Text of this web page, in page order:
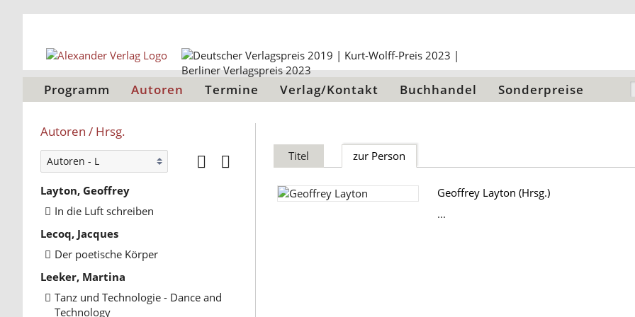
Programm Autoren Termine Verlag/Kontakt Buchhandel Sonderpreise
Titel zur Person
Geoffrey Layton (Hrsg.)
...
Autoren / Hrsg.
Layton, Geoffrey
In die Luft schreiben
Lecoq, Jacques
Der poetische Körper
Leeker, Martina
Tanz und Technologie - Dance and
Technology